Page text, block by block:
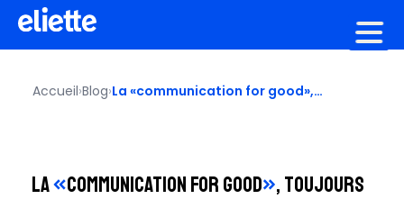
Accueil›Blog›La «communication for good»,
La«communication for good», toujours